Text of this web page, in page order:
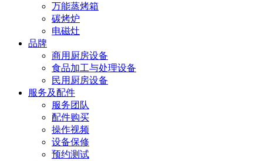
万能蒸烤箱
碳烤炉
电磁灶
品牌
商用厨房设备
食品加工与处理设备
民用厨房设备
服务及配件
服务团队
配件购买
操作视频
设备保修
预约测试